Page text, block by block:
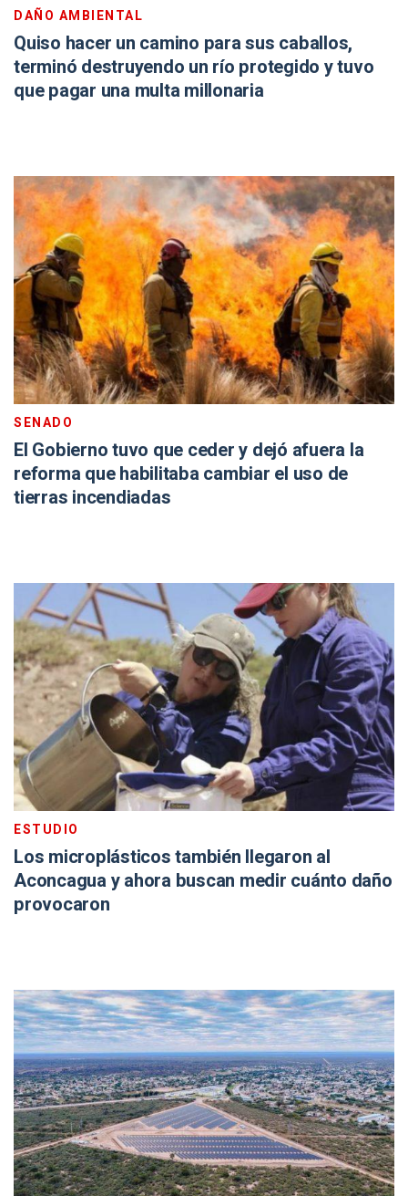
DAÑO AMBIENTAL
Quiso hacer un camino para sus caballos,
terminó destruyendo un río protegido y tuvo
que pagar una multa millonaria
SENADO
El Gobierno tuvo que ceder y dejó afuera la
reforma que habilitaba cambiar el uso de
tierras incendiadas
ESTUDIO
Los microplásticos también llegaron al
Aconcagua y ahora buscan medir cuánto daño
provocaron